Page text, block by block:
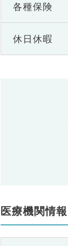
各種保険
休日休暇
医療機関情報